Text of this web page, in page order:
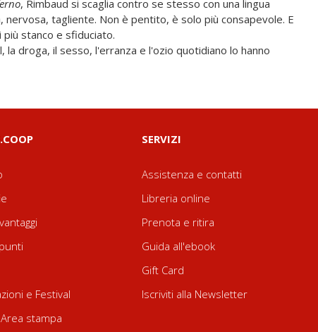
, Rimbaud si scaglia contro se stesso con una lingua
nervosa, tagliente. Non è pentito, è solo più consapevole. E
più stanco e sfiduciato.
la droga, il sesso, l'erranza e l'ozio quotidiano lo hanno
e Festival
stampa
SERVIZI
Assistenza e contatti
Libreria online
Prenota e ritira
Guida all'ebook
Gift Card
Iscriviti alla Newsletter